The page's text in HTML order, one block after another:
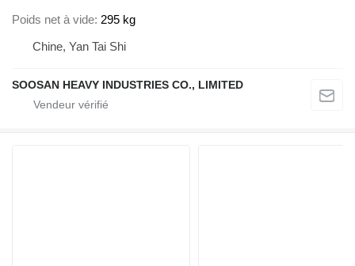
Poids net à vide 295 kg
Chine, Yan Tai Shi
SOOSAN HEAVY INDUSTRIES CO., LIMITED